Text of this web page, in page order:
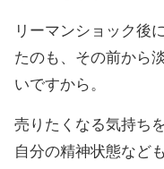
リーマンショック後
たのも、その前から
いですから。
売りたくなる気持ち
自分の精神状態など